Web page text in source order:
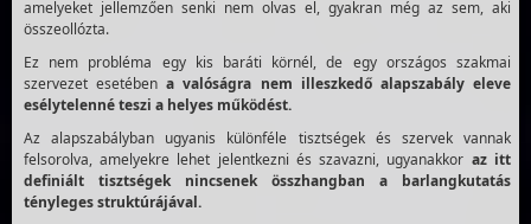
amelyeket jellemzően senki nem olvas el, gyakran még az sem, aki
összeollózta.
Ez nem probléma egy kis baráti körnél, de egy országos szakmai
szervezet esetében a valóságra nem illeszkedő alapszabály eleve
esélytelenné teszi a helyes működést.
Az alapszabályban ugyanis különféle tisztségek és szervek vannak
felsorolva, amelyekre lehet jelentkezni és szavazni, ugyanakkor az itt
definiált tisztségek nincsenek összhangban
a barlangkutatás
tényleges struktúrájával.